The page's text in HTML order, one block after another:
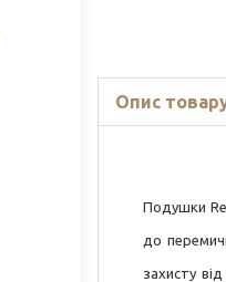
Опис
Подушки
до
захисту